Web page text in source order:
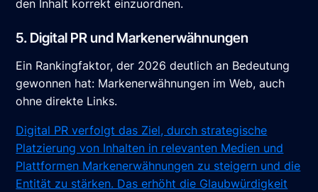
den Inhalt korrekt einzuordnen.
5. Digital PR und Markenerwähnungen
Ein Rankingfaktor, der 2026 deutlich an Bedeutung
gewonnen hat: Markenerwähnungen im Web, auch
ohne direkte Links.
Digital PR verfolgt das Ziel, durch strategische
Platzierung von Inhalten in relevanten Medien und
Plattformen Markenerwähnungen zu steigern und die
Entität zu stärken. Das erhöht die Glaubwürdigkeit